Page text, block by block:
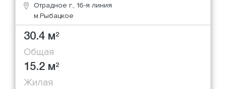
Отрадное г., 16-я линия
м.Рыбацкое
30.4 м2
Общая
15.2 м2
Жилая